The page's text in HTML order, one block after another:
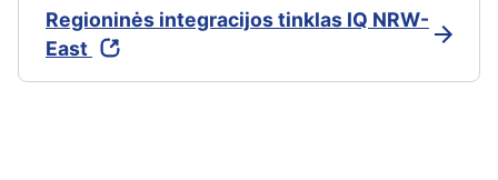
Regioninės integracijos tinklas IQ NRW-
East